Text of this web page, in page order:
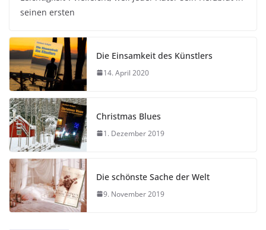
seinen ersten
Die Einsamkeit des Künstlers
14. April 2020
Christmas Blues
1. Dezember 2019
Die schönste Sache der Welt
9. November 2019